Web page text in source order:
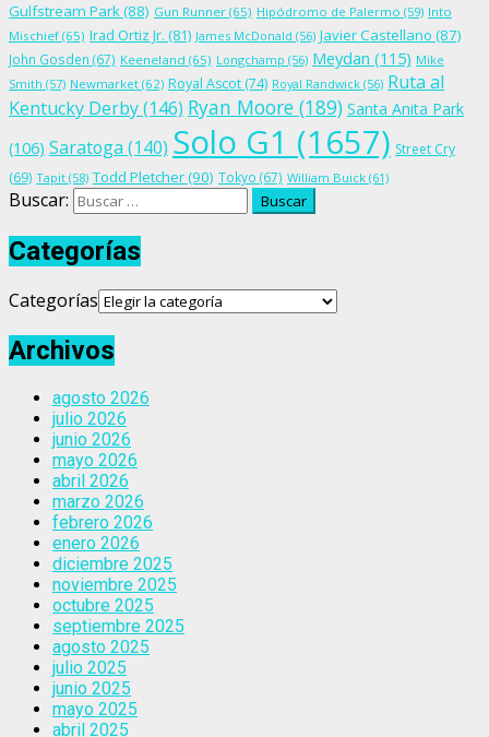
Gulfstream Park(88) Gun Runner (65) Hipódromo de Palermo (59) Into
Mischief (65) Irad Ortiz Jr. (81) James McDonald (56) Javier Castellano (87)
John Gosden (67) Keeneland (65) Longchamp (56) Meydan (115) Mike
Smith (57) Newmarket (62) Royal Ascot (74) Royal Randwick (56) Ruta al
Kentucky Derby(146) Ryan Moore (189) Santa Anita Park
(106) Saratoga (140) Solo G1 (1657) Street Cry
(69) Tapit (58) Todd Pletcher(90) Tokyo (67) William Buick (61)
Buscar:
Categorías
Categorías
Archivos
agosto 2026
julio 2026
junio 2026
mayo 2026
abril 2026
marzo 2026
febrero 2026
enero 2026
diciembre 2025
noviembre 2025
octubre 2025
septiembre 2025
agosto 2025
julio 2025
junio 2025
mayo 2025
abril 2025